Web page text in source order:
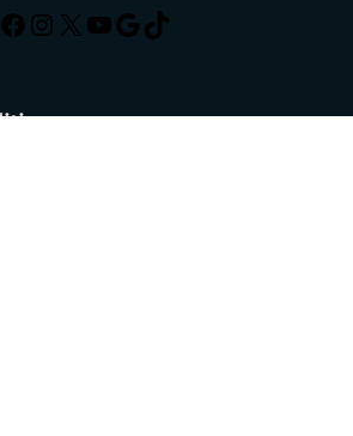
Facebook
Instagram
X YouTube
Google
TikTok